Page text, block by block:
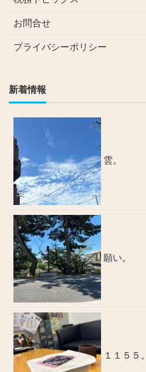
お問合せ
プライバシーポリシー
新着情報
雲。
願い。
１１５５。